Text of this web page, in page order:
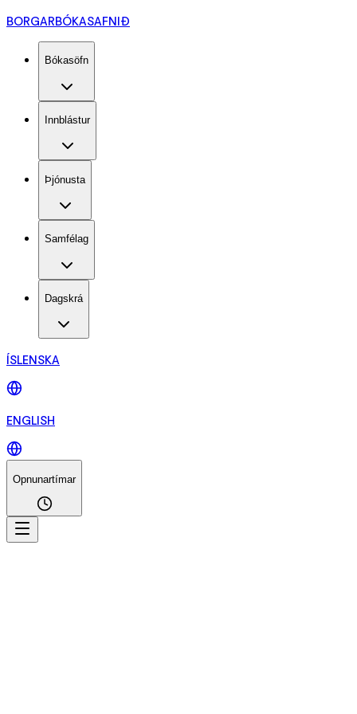
BORGARBÓKASAFNIÐ
Bókasöfn
Innblástur
Þjónusta
Samfélag
Dagskrá
ÍSLENSKA
ENGLISH
Opnunartímar